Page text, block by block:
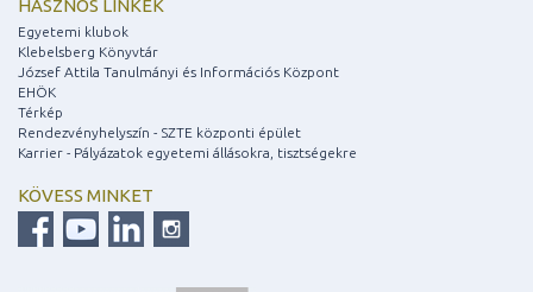
HASZNOS LINKEK
Egyetemi klubok
Klebelsberg Könyvtár
József Attila Tanulmányi és Információs Központ
EHÖK
Térkép
Rendezvényhelyszín - SZTE központi épület
Karrier - Pályázatok egyetemi állásokra, tisztségekre
KÖVESS MINKET